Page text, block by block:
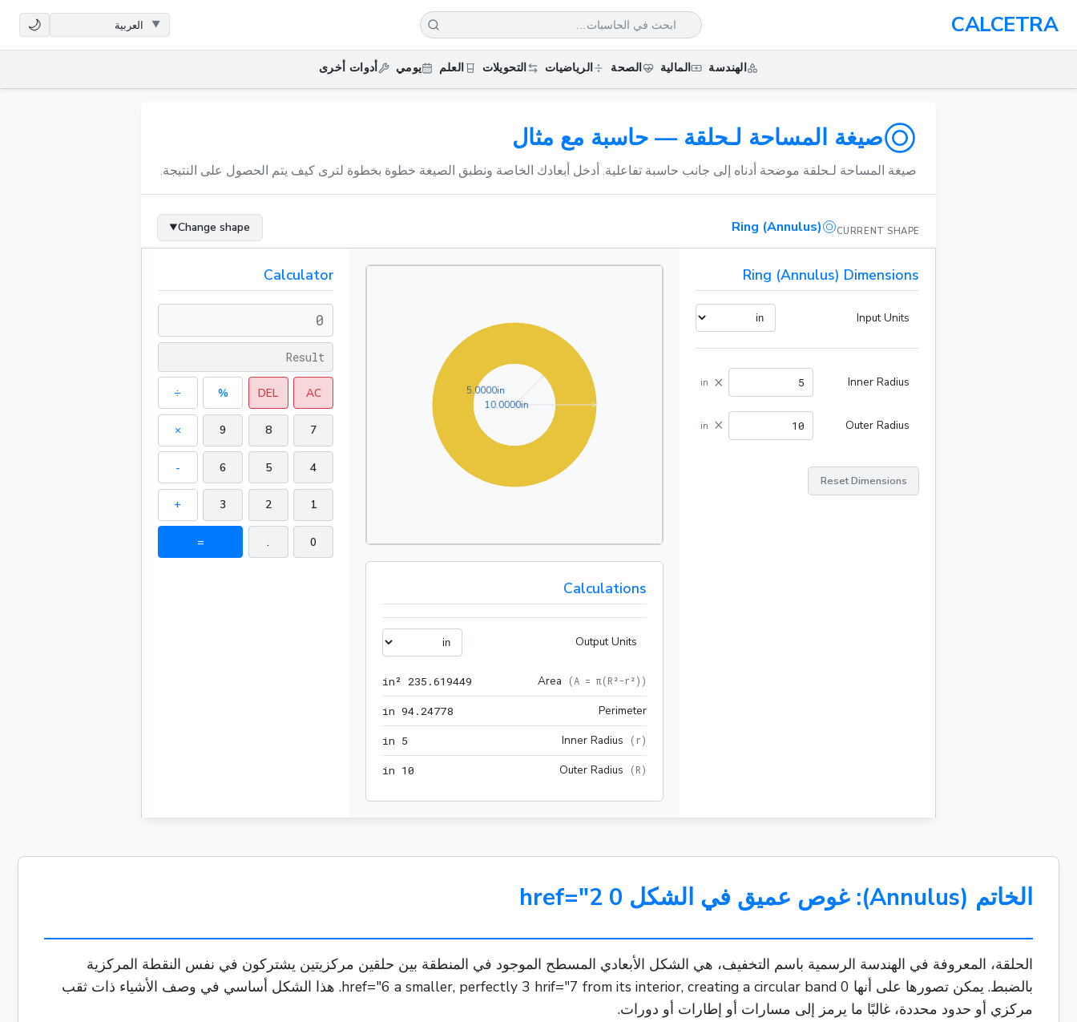
CALCETRA
🌙
الهندسة المالية الصحة الرياضيات التحويلات العلم يومي أدوات أخرى
صيغة المساحة لـحلقة — حاسبة مع مثال
صيغة المساحة لـحلقة موضحة أدناه إلى جانب حاسبة تفاعلية. أدخل أبعادك الخاصة ونطبق الصيغة خطوة بخطوة لترى كيف يتم الحصول على النتيجة.
CURRENT SHAPE
Ring (Annulus)
Change shape
▼
Ring (Annulus) Dimensions
Input Units
Inner Radius
×
in
Outer Radius
×
in
Reset Dimensions
10.0000in
10.0000in
5.0000in
5.0000in
Calculations
Output Units
Area (A = π(R²-r²) )
235 .619449
Perimeter
94.24778
Inner Radius ( r)
5
Outer Radius (R)
10
Calculator
AC
DEL
%
÷
7
8
9
×
4
5
6
-
1
2
3
+
0
.
=
الخاتم (Annulus): غوص عميق في الشكل 0 href="2
الحلقة، المعروفة في الهندسة الرسمية باسم التخفيف، هي الشكل الأبعادي المسطح الموجود في المنطقة بين حلقين مركزيتين يشتركون في نفس النقطة المركزية
بالضبط. يمكن تصورها على أنها 0 href="6 a smaller, perfectly 3 hrif="7 from its interior, creating a circular band. هذا الشكل أساسي في وصف الأشياء ذات ثقب
مركزي أو حدود محددة، غالبًا ما يرمز إلى مسارات أو إطارات أو دورات.